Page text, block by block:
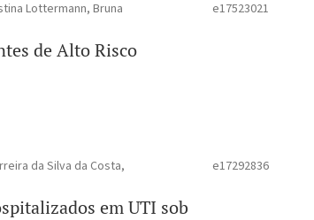
Lottermann, Bruna
e17523021
de Alto Risco
da Silva da Costa,
e17292836
em UTI sob